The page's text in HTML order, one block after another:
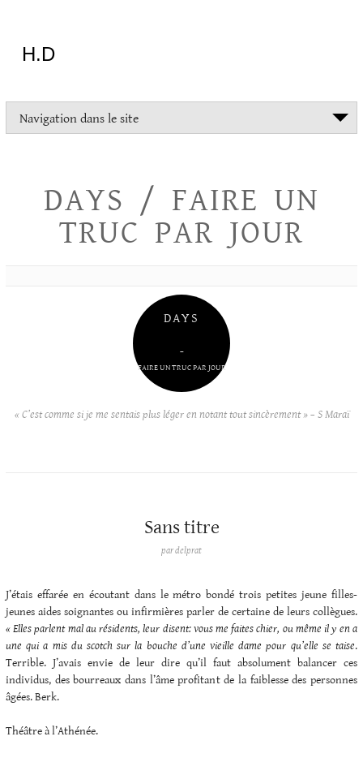
H.D
Navigation dans le site
DAYS / FAIRE UN
TRUC PAR JOUR
DAYS
–
FAIRE UN TRUC PAR JOUR
« C’est comme si je me sentais plus léger en notant tout sincèrement » – S Maraï
Sans titre
pardelprat
J’étais effarée en écoutant dans le métro bondé trois petites jeune filles-
jeunes aides soignantes ou infirmières parler de certaine de leurs collègues.
« Elles parlent mal au résidents, leur disent: vous me faites chier, ou même il y en a
une qui a mis du scotch sur la bouche d’une vieille dame pour qu’elle se taise.
Terrible. J’avais envie de leur dire qu’il faut absolument balancer ces
individus, des bourreaux dans l’âme profitant de la faiblesse des personnes
âgées. Berk.
Théâtre à l’Athénée.